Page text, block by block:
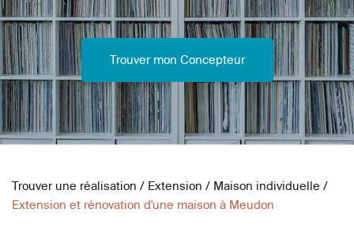
Trouver mon Concepteur
Trouver une réalisation / Extension / Maison individuelle /
Extension et rénovation d'une maison à Meudon